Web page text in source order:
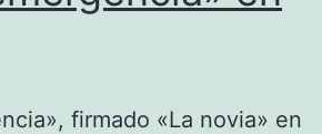
firmado «La novia» en